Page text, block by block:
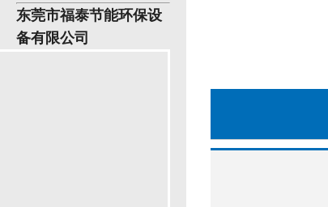
东莞市福泰节能环保设
备有限公司